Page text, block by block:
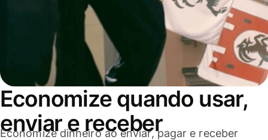
Economize quando usar,
enviar e receber
Economize dinheiro ao enviar, pagar e receber